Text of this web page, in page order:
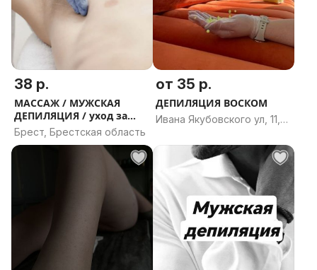
38 р.
МАССАЖ / МУЖСКАЯ
ДЕПИЛЯЦИЯ / уход за
телом
Брест, Брестская область
от 35 р.
ДЕПИЛЯЦИЯ ВОСКОМ
Ивана Якубовского ул, 11,
Витебская область